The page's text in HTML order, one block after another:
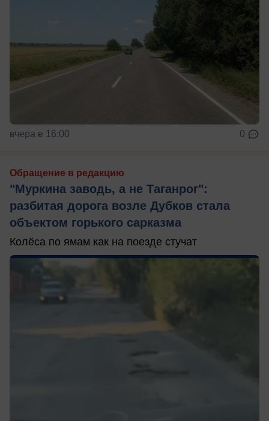
вчера в 16:00 0
Обращение в редакцию
"Муркина заводь, а не Таганрог":
разбитая дорога возле Дубков стала
объектом горького сарказма
Колёса по ямам как на поезде стучат